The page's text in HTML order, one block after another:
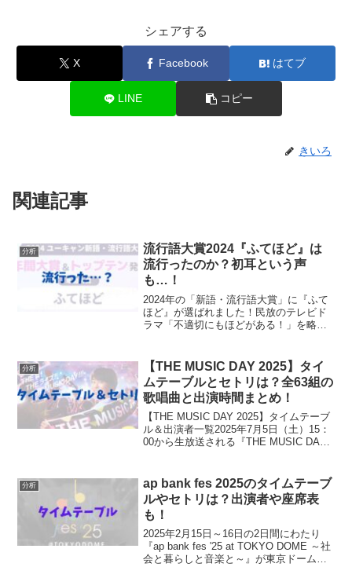
シェアする
X Facebook はてブ
LINE コピー
きいろ
関連記事
分析
流行語大賞2024『ふてほど』は
流行ったのか？初耳という声
も…！
2024年の「新語・流行語大賞」に『ふて
ほど』が選ばれました！民放のテレビド
ラマ「不適切にもほどがある！」を略し
るようです。今回は、流行語大賞
2024『ふてほど』につい...
分析
【THE MUSIC DAY 2025】タイ
ムテーブルとセトリは？全63組の
歌唱曲と出演時間まとめ！
【THE MUSIC DAY 2025】タイムテーブ
ル＆出演者一覧2025年7月5日（土）15：
00から生放送される『THE MUSIC DAY
アにて発表されまし...
分析
ap bank fes 2025のタイムテーブ
ルやセトリは？出演者や座席表
も！
2025年2月15日～16日の2日間にわたり
『ap bank fes '25 at TOKYO DOME ～社
会と暮らしと音楽と～』が東京ドームで